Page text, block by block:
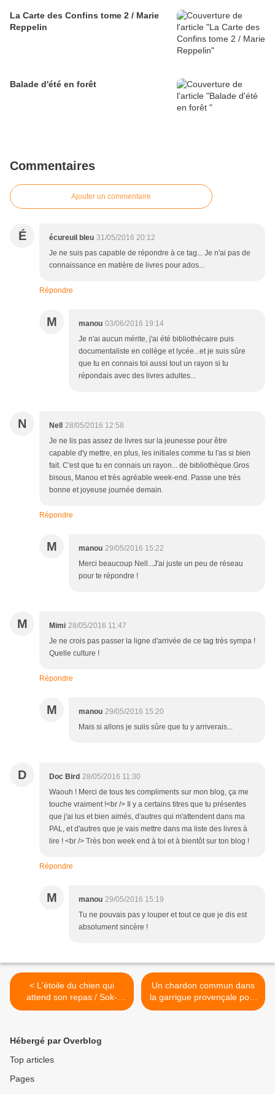
La Carte des Confins tome 2 / Marie
Reppelin
Balade d'été en forêt
Commentaires
Ajouter un commentaire
É écureuil bleu 31/05/2016 20:12
Je ne suis pas capable de répondre à ce tag... Je n'ai pas de
connaissance en matière de livres pour ados...
Répondre
M manou 03/06/2016 19:14
Je n'ai aucun mérite, j'ai été bibliothécaire puis
documentaliste en collège et lycée...et je suis sûre
que tu en connais toi aussi tout un rayon si tu
répondais avec des livres adultes...
N Nell
28/05/2016 12:58
Je ne lis pas assez de livres sur la jeunesse pour être
capable d'y mettre, en plus, les initiales comme tu l'as si bien
fait. C'est que tu en connais un rayon... de bibliothèque.Gros
bisous, Manou et très agréable week-end. Passe une très
bonne et joyeuse journée demain.
Répondre
M manou 29/05/2016 15:22
Merci beaucoup Nell...J'ai juste un peu de réseau
pour te répondre !
M Mimi 28/05/2016 11:47
Je ne crois pas passer la ligne d'arrivée de ce tag très sympa !
Quelle culture !
Répondre
M manou 29/05/2016 15:20
Mais si allons je suiis sûre que tu y arriverais...
D Doc Bird 28/05/2016 11:30
Waouh ! Merci de tous tes compliments sur mon blog, ça me
touche vraiment !<br /> Il y a certains titres que tu présentes
que j'ai lus et bien aimés, d'autres qui m'attendent dans ma
PAL, et d'autres que je vais mettre dans ma liste des livres à
lire ! <br /> Très bon week end à toi et à bientôt sur ton blog !
Répondre
M manou 29/05/2016 15:19
Tu ne pouvais pas y louper et tout ce que je dis est
absolument sincère !
< L'étoile du chien qui
attend son repas / Sok-
Yong Hwang
Un chardon commun dans
la garrigue provençale pour
#photodimanche6 >
Hébergé par Overblog
Top articles
Pages